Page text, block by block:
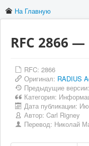
На Главную
RFC 2866
RFC: 2866
Оригинал: RADIUS
Предыдущие
Категория:
Дата публикации:
Автор: Carl Rigney
Перевод: Николай